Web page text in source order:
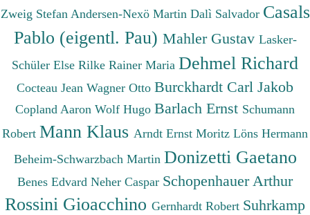
Zweig Stefan Andersen-Nexö Martin Dalì Salvador Casals
Pablo (eigentl. Pau) Mahler Gustav Lasker-
Schüler Else Rilke Rainer Maria Dehmel Richard
Cocteau Jean Wagner Otto Burckhardt Carl Jakob
Copland Aaron Wolf Hugo Barlach Ernst Schumann
Robert Mann Klaus Arndt Ernst Moritz Löns Hermann
Beheim-Schwarzbach Martin Donizetti Gaetano
Benes Edvard Neher Caspar Schopenhauer Arthur
Rossini Gioacchino Gernhardt Robert Suhrkamp